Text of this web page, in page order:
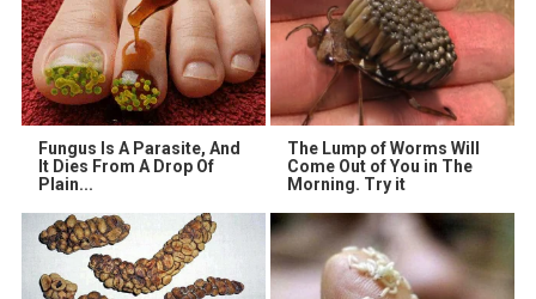
Fungus Is A Parasite, And
It Dies From A Drop Of
Plain...
The Lump of Worms Will
Come Out of You in The
Morning. Try it